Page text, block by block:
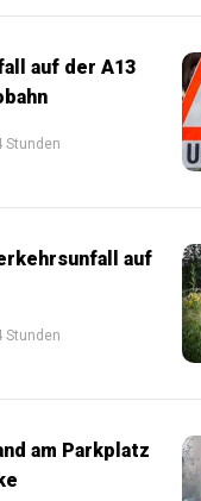
auf der A13
Stunden
auf
Stunden
am Parkplatz